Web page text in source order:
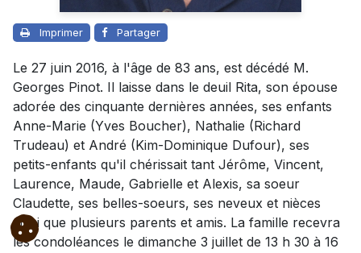
Imprimer Partager
Le 27 juin 2016, à l'âge de 83 ans, est décédé M.
Georges Pinot. Il laisse dans le deuil Rita, son épouse
adorée des cinquante dernières années, ses enfants
Anne-Marie (Yves Boucher), Nathalie (Richard
Trudeau) et André (Kim-Dominique Dufour), ses
petits-enfants qu'il chérissait tant Jérôme, Vincent,
Laurence, Maude, Gabrielle et Alexis, sa soeur
Claudette, ses belles-soeurs, ses neveux et nièces
ainsi que plusieurs parents et amis. La famille recevra
les condoléances le dimanche 3 juillet de 13 h 30 à 16